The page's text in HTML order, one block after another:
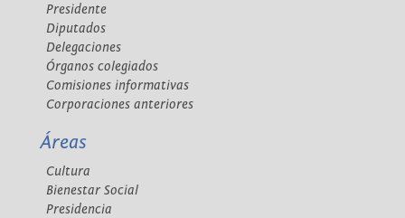
Presidente
Diputados
Delegaciones
Órganos colegiados
Comisiones informativas
Corporaciones anteriores
Áreas
Cultura
Bienestar Social
Presidencia